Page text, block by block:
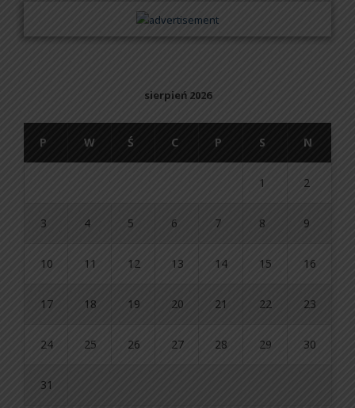
sierpień 2026
P W Ś C P S N
1 2
3 4 5 6 7 8 9
10 11 12 13 14 15 16
17 18 19 20 21 22 23
24 25 26 27 28 29 30
31